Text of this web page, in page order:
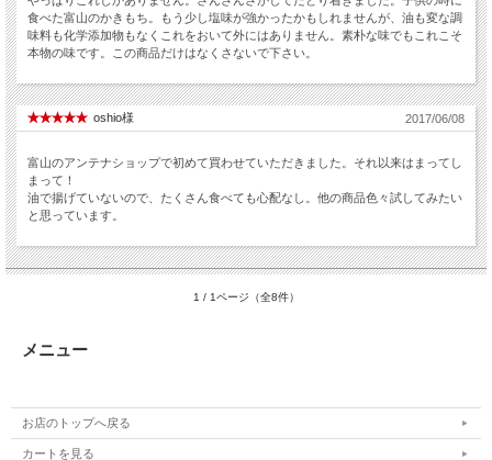
食べた富山のかきもち。もう少し塩味が強かったかもしれませんが、油も変な調
味料も化学添加物もなくこれをおいて外にはありません。素朴な味でもこれこそ
本物の味です。この商品だけはなくさないで下さい。
oshio様 2017/06/08
富山のアンテナショップで初めて買わせていただきました。それ以来はまってし
まって！
油で揚げていないので、たくさん食べても心配なし。他の商品色々試してみたい
と思っています。
1 / 1ページ（全8件）
メニュー
お店のトップへ戻る
カートを見る